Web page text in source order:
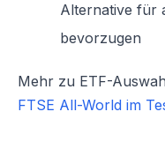
Alternative für
bevorzugen
Mehr zu ETF-
FTSE All-World im